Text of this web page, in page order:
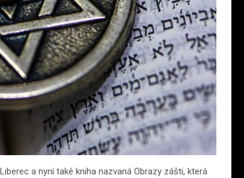
a nyní také kniha nazvaná Obrazy zášti, která